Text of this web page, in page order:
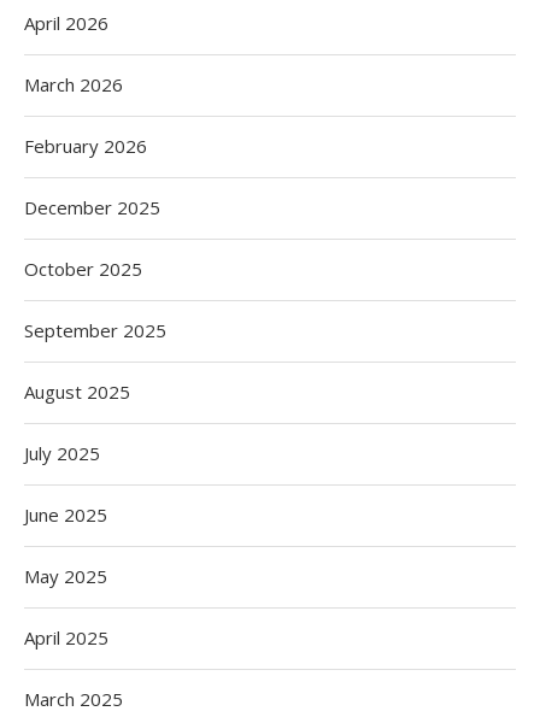
April 2026
March 2026
February 2026
December 2025
October 2025
September 2025
August 2025
July 2025
June 2025
May 2025
April 2025
March 2025